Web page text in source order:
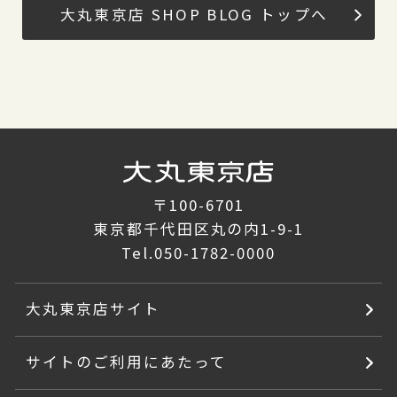
大丸東京店 SHOP BLOG トップへ
〒100-6701
東京都千代田区丸の内1-9-1
Tel.050-1782-0000
大丸東京店サイト
サイトのご利用にあたって